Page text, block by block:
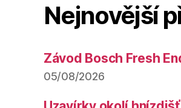
Nejnovější
Závod Bosch Fresh
05/08/2026